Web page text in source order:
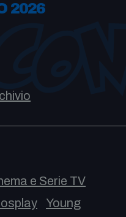
2026
e Serie TV
Young